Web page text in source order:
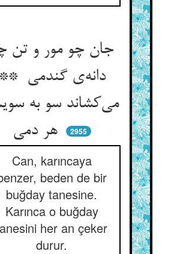
جان چو مور و تن
دانه‌ی گندمی **
می‌کشاند سو به
هر دمی
2955
Can, karıncaya
beden de bir
buğday tanesine.
Karınca o buğday
her an çeker
durur.